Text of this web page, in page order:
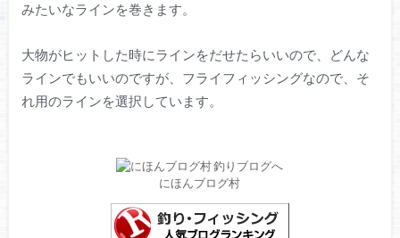
みたいなラインを巻きます。
大物がヒットした時にラインをだせたらいいので、どんな
ラインでもいいのですが、フライフィッシングなので、そ
れ用のラインを選択しています。
にほんブログ村